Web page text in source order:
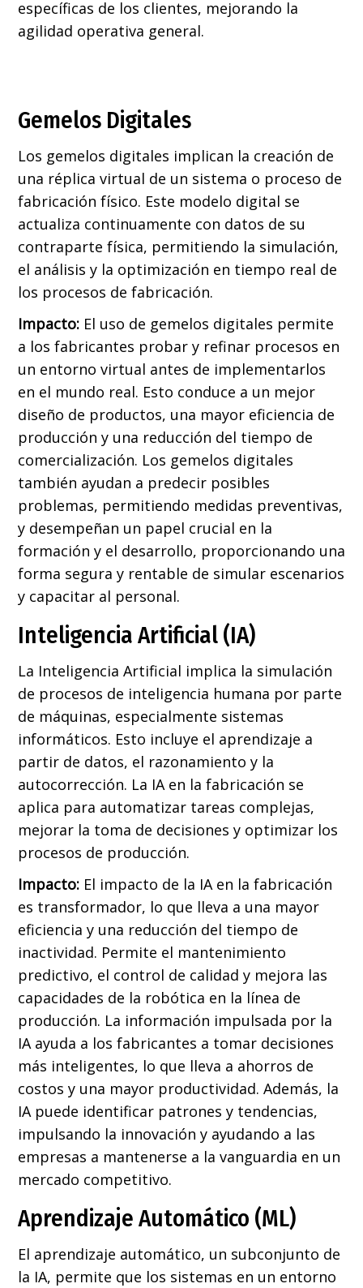
específicas de los clientes, mejorando la
agilidad operativa general.
Gemelos Digitales
Los gemelos digitales implican la creación de
una réplica virtual de un sistema o proceso de
fabricación físico. Este modelo digital se
actualiza continuamente con datos de su
contraparte física, permitiendo la simulación,
el análisis y la optimización en tiempo real de
los procesos de fabricación.
Impacto:El uso de gemelos digitales permite
a los fabricantes probar y refinar procesos en
un entorno virtual antes de implementarlos
en el mundo real. Esto conduce a un mejor
diseño de productos, una mayor eficiencia de
producción y una reducción del tiempo de
comercialización. Los gemelos digitales
también ayudan a predecir posibles
problemas, permitiendo medidas preventivas,
y desempeñan un papel crucial en la
formación y el desarrollo, proporcionando una
forma segura y rentable de simular escenarios
y capacitar al personal.
Inteligencia Artificial (IA)
La Inteligencia Artificial implica la simulación
de procesos de inteligencia humana por parte
de máquinas, especialmente sistemas
informáticos. Esto incluye el aprendizaje a
partir de datos, el razonamiento y la
autocorrección. La IA en la fabricación se
aplica para automatizar tareas complejas,
mejorar la toma de decisiones y optimizar los
procesos de producción.
Impacto:El impacto de la IA en la fabricación
es transformador, lo que lleva a una mayor
eficiencia y una reducción del tiempo de
inactividad. Permite el mantenimiento
predictivo, el control de calidad y mejora las
capacidades de la robótica en la línea de
producción. La información impulsada por la
IA ayuda a los fabricantes a tomar decisiones
más inteligentes, lo que lleva a ahorros de
costos y una mayor productividad. Además, la
IA puede identificar patrones y tendencias,
impulsando la innovación y ayudando a las
empresas a mantenerse a la vanguardia en un
mercado competitivo.
Aprendizaje Automático (ML)
El aprendizaje automático, un subconjunto de
la IA, permite que los sistemas en un entorno